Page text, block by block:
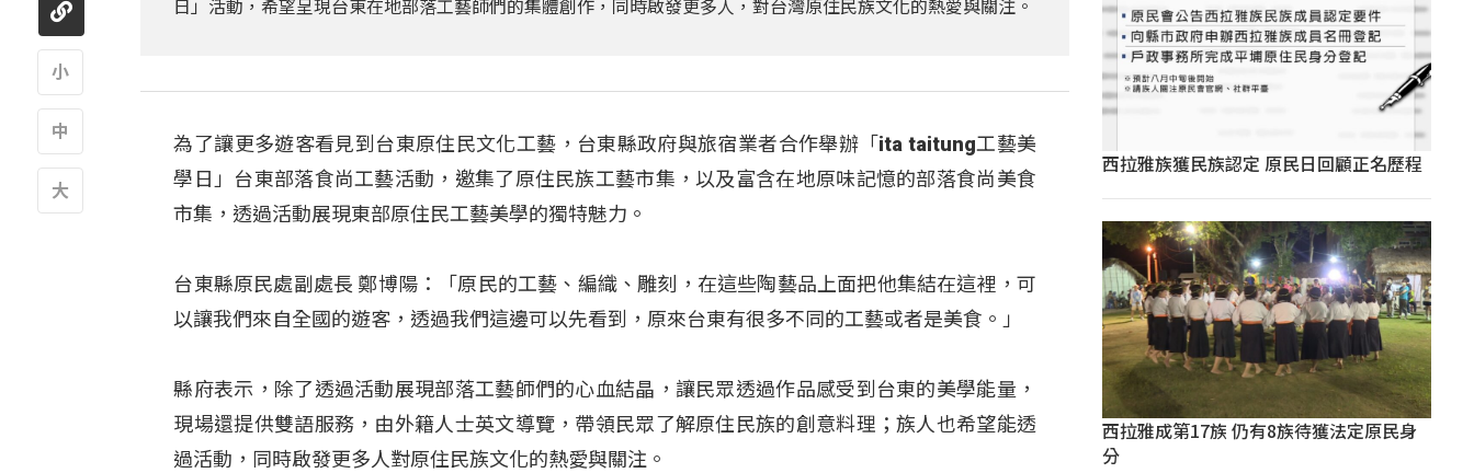
日」活動，希望呈現台東在地部落工藝師們的集體創作，同時啟發更多人，對台灣原住民族文化的熱愛與關注。
為了讓更多遊客看見到台東原住民文化工藝，台東縣政府與旅宿業者合作舉辦「ita taitung工藝美
學日」台東部落食尚工藝活動，邀集了原住民族工藝市集，以及富含在地原味記憶的部落食尚美食
市集，透過活動展現東部原住民工藝美學的獨特魅力。
台東縣原民處副處長 鄭博陽：「原民的工藝、編織、雕刻，在這些陶藝品上面把他集結在這裡，可
以讓我們來自全國的遊客，透過我們這邊可以先看到，原來台東有很多不同的工藝或者是美食。」
縣府表示，除了透過活動展現部落工藝師們的心血結晶，讓民眾透過作品感受到台東的美學能量，
現場還提供雙語服務，由外籍人士英文導覽，帶領民眾了解原住民族的創意料理；族人也希望能透
過活動，同時啟發更多人對原住民族文化的熱愛與關注。
西拉雅族獲民族認定 原民日回顧正名歷程
西拉雅成第17族 仍有8族待獲法定原民身
分